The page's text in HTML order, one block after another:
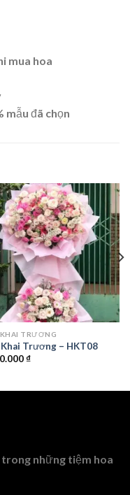
mua hoa
mẫu đã chọn
TRƯƠNG
Trương – HKT08
₫
những tiệm hoa